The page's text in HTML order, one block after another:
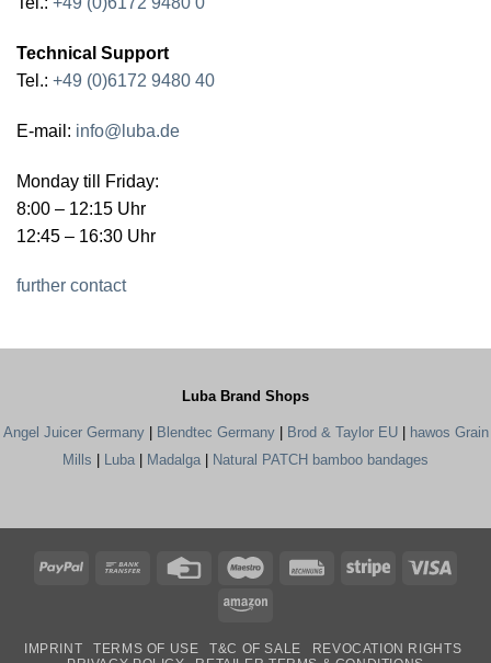
Technical Support
Tel.: +49 (0)6172 9480 40
E-mail: info@luba.de
Monday till Friday:
8:00 – 12:15 Uhr
12:45 – 16:30 Uhr
further contact
Luba Brand Shops
Angel Juicer Germany| Blendtec Germany| Brod & Taylor EU|
hawos Grain
Mills
Luba Madalga Natural PATCH bamboo bandages
PayPal
Bank
Credit
Maestro RechungStripe
Amazon
IMPRINT TERMS OF USE T&C OF SALE
REVOCATION RIGHTS